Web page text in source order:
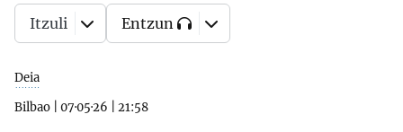
Deia
Bilbao
07·05·26 21:58
Itzuli Entzun